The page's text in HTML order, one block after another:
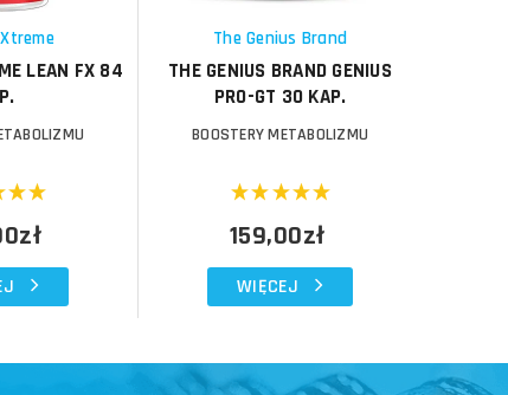
LEAN FX 84
The Genius Brand
THE GENIUS BRAND GENIUS
PRO-GT 30 KAP.
BOOSTERY METABOLIZMU
159,00zł
WIĘCEJ